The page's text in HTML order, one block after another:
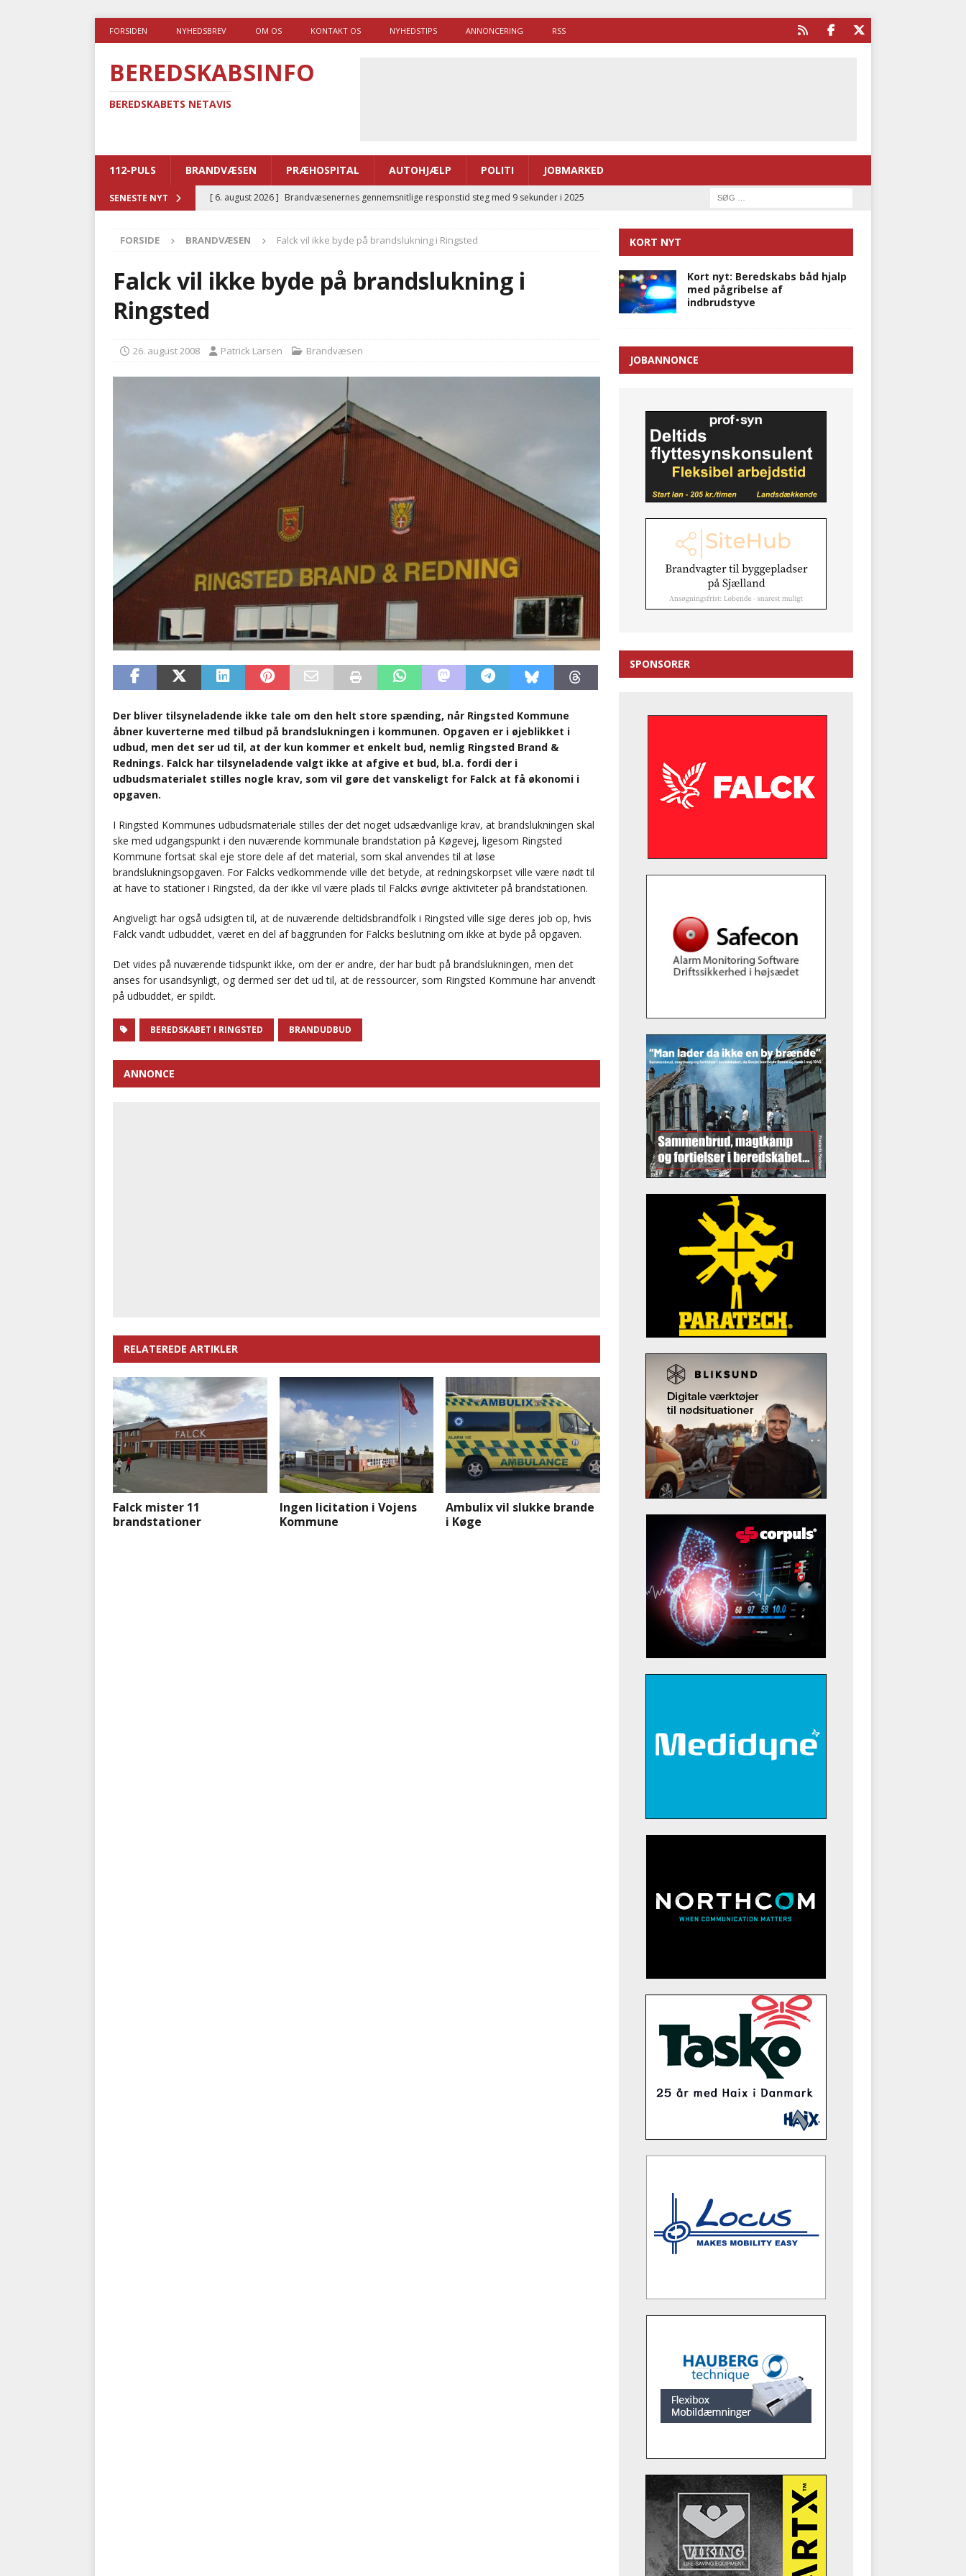
FORSIDEN NYHEDSBREV OM OS KONTAKT OS NYHEDSTIPS ANNONCERING RSS
BEREDSKABSINFO
BEREDSKABETS NETAVIS
112-PULS BRANDVÆSEN PRÆHOSPITAL AUTOHJÆLP POLITI JOBMARKED
SENESTE NYT [ 6. august 2026 ] Brandvæsenernes gennemsnitlige responstid steg med 9 sekunder i 2025
[ 5. august 2026 ] Advarer: Udløb af sygetransporttilladelser kan sende 400.000 kørsler over
i det offentlige
PRÆHOSPITAL
[ 5. august 2026 ]
Ny ambulance og el-sygetransportvogn til Samsø
PRÆHOSPITAL
BRANDVÆSEN
FORSIDE BRANDVÆSEN Falck vil ikke byde på brandslukning i Ringsted
Falck vil ikke byde på brandslukning i
Ringsted
26. august 2008 Patrick Larsen Brandvæsen
Der bliver tilsyneladende ikke tale om den helt store spænding, når Ringsted Kommune
åbner kuverterne med tilbud på brandslukningen i kommunen. Opgaven er i øjeblikket i
udbud, men det ser ud til, at der kun kommer et enkelt bud, nemlig Ringsted Brand &
Rednings. Falck har tilsyneladende valgt ikke at afgive et bud, bl.a. fordi der i
udbudsmaterialet stilles nogle krav, som vil gøre det vanskeligt for Falck at få økonomi i
opgaven.
I Ringsted Kommunes udbudsmateriale stilles der det noget udsædvanlige krav, at brandslukningen skal
ske med udgangspunkt i den nuværende kommunale brandstation på Køgevej, ligesom Ringsted
Kommune fortsat skal eje store dele af det material, som skal anvendes til at løse
brandslukningsopgaven. For Falcks vedkommende ville det betyde, at redningskorpset ville være nødt til
at have to stationer i Ringsted, da der ikke vil være plads til Falcks øvrige aktiviteter på brandstationen.
Angiveligt har også udsigten til, at de nuværende deltidsbrandfolk i Ringsted ville sige deres job op, hvis
Falck vandt udbuddet, været en del af baggrunden for Falcks beslutning om ikke at byde på opgaven.
Det vides på nuværende tidspunkt ikke, om der er andre, der har budt på brandslukningen, men det
anses for usandsynligt, og dermed ser det ud til, at de ressourcer, som Ringsted Kommune har anvendt
på udbuddet, er spildt.
BEREDSKABET I RINGSTED BRANDUDBUD
ANNONCE
RELATEREDE ARTIKLER
Falck mister 11
brandstationer
Ingen licitation i Vojens
Kommune
Ambulix vil slukke brande
i Køge
KORT NYT
Kort nyt: Beredskabs båd hjalp
med pågribelse af
indbrudstyve
JOBANNONCE
SPONSORER